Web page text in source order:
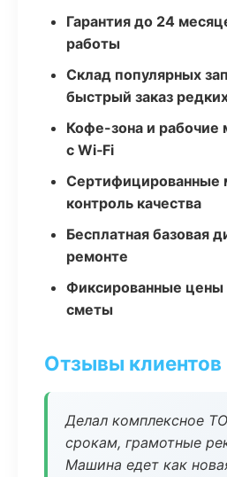
Гарантия до 24
работы
Склад популярных
быстрый заказ
Кофе-зона и рабочие
с Wi‑Fi
Сертифицированные
контроль качества
Бесплатная базовая
ремонте
Фиксированные цены
сметы
Отзывы клиентов
Делал комплексное
срокам, грамотные
Машина едет как